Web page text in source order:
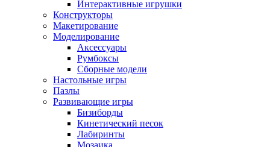
Интерактивные игрушки
Конструкторы
Макетирование
Моделирование
Аксессуары
Румбоксы
Сборные модели
Настольные игры
Пазлы
Развивающие игры
Бизиборды
Кинетический песок
Лабиринты
Мозаика